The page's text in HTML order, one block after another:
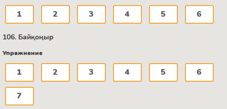
1 2 3 4 5 6
106. Байқоңыр
Упражнение
1 2 3 4 5 6
7